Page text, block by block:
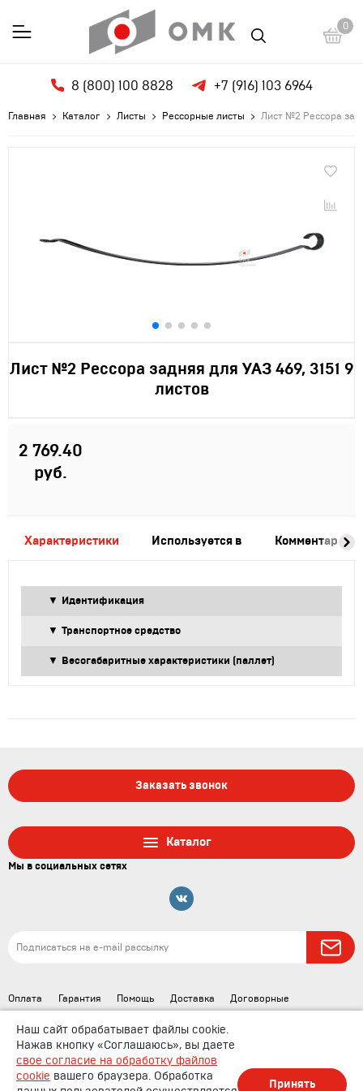
0
8 (800) 100 8828 +7 (916) 103 6964
Главная Каталог Листы Рессорные листы Лист №2 Рессора
Лист №2 Рессора задняя для УАЗ 469, 3151 9
листов
2 769.40
руб.
Характеристики Используется в Комментарии
Идентификация
Транспортное средство
Весогабаритные характеристики (паллет)
Заказать звонок
Каталог
Мы в социальных сетях
Оплата Гарантия Помощь Доставка
Договорные
документы
Наш сайт обрабатывает файлы cookie.
Нажав кнопку «Соглашаюсь», вы даете
свое согласие на обработку файлов
cookie вашего браузера. Обработка
Принять